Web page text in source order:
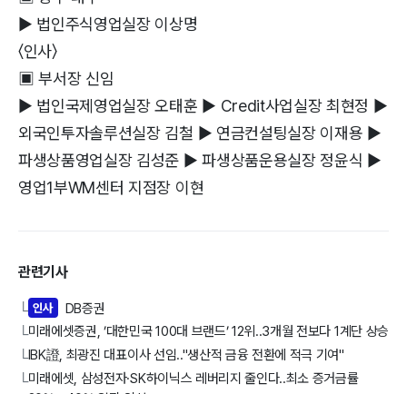
▶ 법인주식영업실장 이상명
〈인사〉
▣ 부서장 신임
▶ 법인국제영업실장 오태훈 ▶ Credit사업실장 최현정 ▶
외국인투자솔루션실장 김철 ▶ 연금컨설팅실장 이재용 ▶
파생상품영업실장 김성준 ▶ 파생상품운용실장 정윤식 ▶
영업1부WM센터 지점장 이현
관련기사
└ 인사 DB증권
└미래에셋증권, ’대한민국 100대 브랜드’ 12위..3개월 전보다 1계단 상승
└IBK證, 최광진 대표이사 선임.."생산적 금융 전환에 적극 기여"
└미래에셋, 삼성전자·SK하이닉스 레버리지 줄인다..최소 증거금률